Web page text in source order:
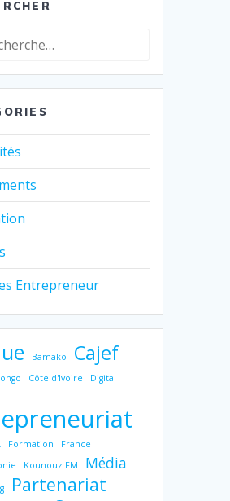
Entrepreneur
Bamako Cajef
Côte d'Ivoire
Digital
Formation
France
Kounouz FM Média
Partenariat